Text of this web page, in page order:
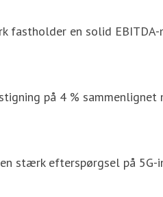
en solid
på 4 %
stærk efterspørgsel på 5G-